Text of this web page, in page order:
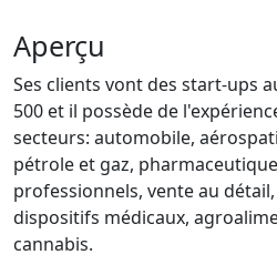
Aperçu
Ses clients vont des start-ups
500 et il possède de
secteurs: automobile,
pétrole et gaz,
professionnels, vente au
dispositifs médicaux,
cannabis.